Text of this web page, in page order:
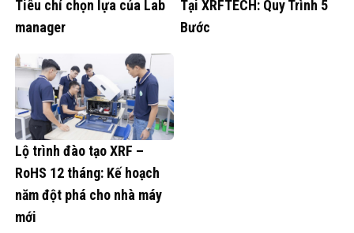
Tiêu chí chọn lựa của Lab
manager
Tại XRFTECH: Quy Trình 5
Bước
Lộ trình đào tạo XRF –
RoHS 12 tháng: Kế hoạch
năm đột phá cho nhà máy
mới